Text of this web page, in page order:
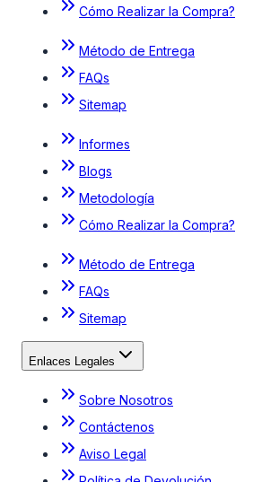
Cómo Realizar la Compra?
Método de Entrega
FAQs
Sitemap
Informes
Blogs
Metodología
Cómo Realizar la Compra?
Método de Entrega
FAQs
Sitemap
Enlaces Legales
Sobre Nosotros
Contáctenos
Aviso Legal